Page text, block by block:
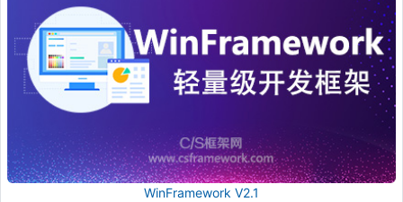
WinFramework V2.1